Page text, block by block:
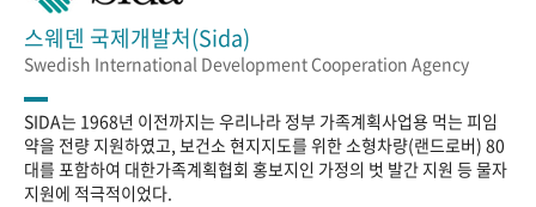
간행물 변천사
기록물 아카이브
사진 아카이브 문서 기록물 행정박물 영상 기록물
스웨덴 국제개발처(Sida)
Swedish International Development Cooperation Agency
SIDA는 1968년 이전까지는 우리나라 정부 가족계획사업용 먹는 피임
약을 전량 지원하였고, 보건소 현지지도를 위한 소형차량(랜드로버) 80
대를 포함하여 대한가족계획협회 홍보지인 가정의 벗 발간 지원 등 물자
지원에 적극적이었다.